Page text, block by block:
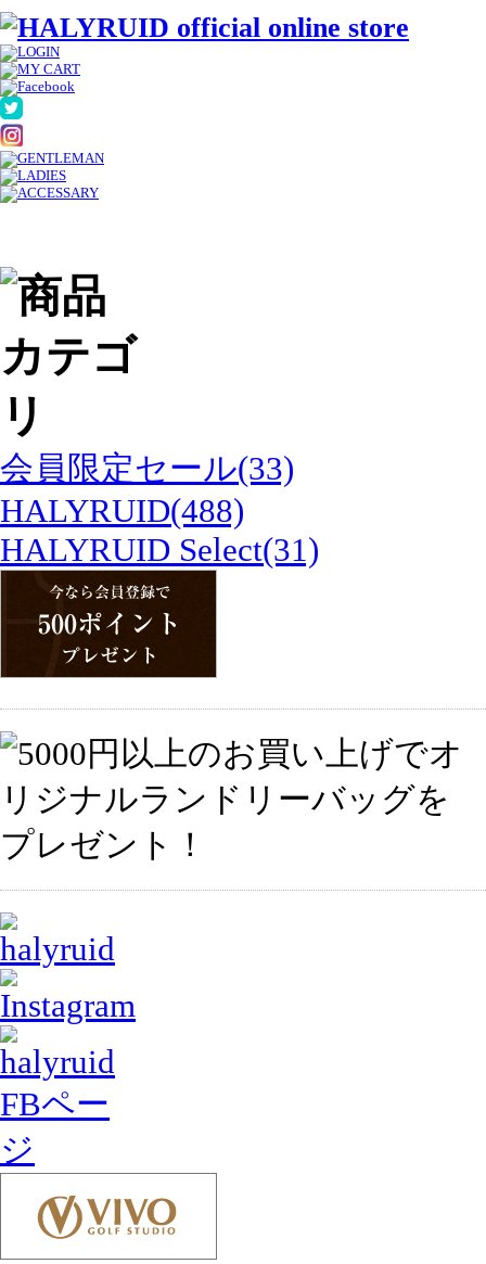
会員限定セール(33)
HALYRUID(488)
HALYRUID Select(31)